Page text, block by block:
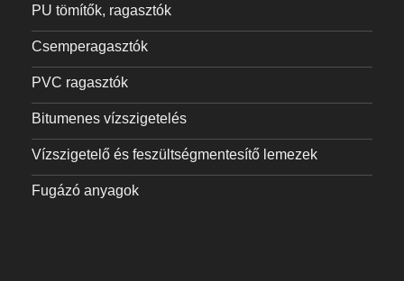
PU tömítők, ragasztók
Csemperagasztók
PVC ragasztók
Bitumenes vízszigetelés
Vízszigetelő és feszültségmentesítő lemezek
Fugázó anyagok